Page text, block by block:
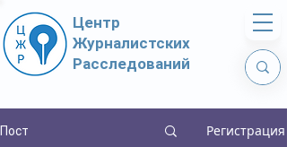
Центр
Журналистских
Расследований
Пост Регистрация